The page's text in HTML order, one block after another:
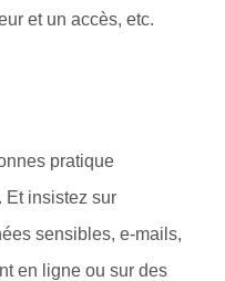
et un accès, etc.
pratique
Et insistez sur
sensibles, e-mails,
en ligne ou sur des